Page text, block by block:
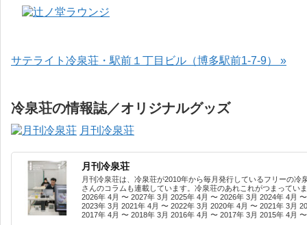
サテライト冷泉荘・駅前１丁目ビル（博多駅前1-7-9） »
冷泉荘の情報誌／オリジナルグッズ
月刊冷泉荘
月刊冷泉荘
月刊冷泉荘は、冷泉荘が2010年から毎月発行しているフリーの
さんのコラムも連載しています。冷泉荘のあれこれがつまってい
2026年 4月 〜 2027年 3月 2025年 4月 〜 2026年 3月 2024年 4月
2023年 3月 2021年 4月 〜 2022年 3月 2020年 4月 〜 2021年 3月
2017年 4月 〜 2018年 3月 2016年 4月 〜 2017年 3月 2015年 4月